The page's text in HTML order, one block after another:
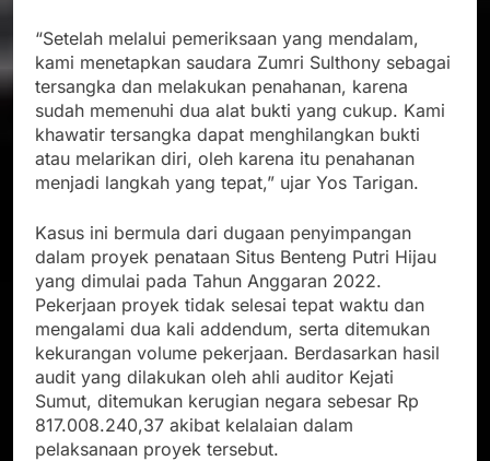
“Setelah melalui pemeriksaan yang mendalam,
kami menetapkan saudara Zumri Sulthony sebagai
tersangka dan melakukan penahanan, karena
sudah memenuhi dua alat bukti yang cukup. Kami
khawatir tersangka dapat menghilangkan bukti
atau melarikan diri, oleh karena itu penahanan
menjadi langkah yang tepat,” ujar Yos Tarigan.
Kasus ini bermula dari dugaan penyimpangan
dalam proyek penataan Situs Benteng Putri Hijau
yang dimulai pada Tahun Anggaran 2022.
Pekerjaan proyek tidak selesai tepat waktu dan
mengalami dua kali addendum, serta ditemukan
kekurangan volume pekerjaan. Berdasarkan hasil
audit yang dilakukan oleh ahli auditor Kejati
Sumut, ditemukan kerugian negara sebesar Rp
817.008.240,37 akibat kelalaian dalam
pelaksanaan proyek tersebut.